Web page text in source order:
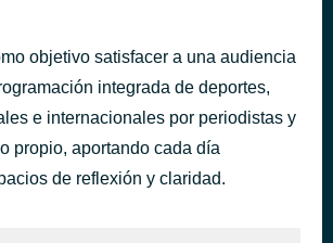
hace 5 días
objetivo satisfacer a una audiencia
integrada de deportes,
e internacionales por periodistas y
propio, aportando cada día
de reflexión y claridad.